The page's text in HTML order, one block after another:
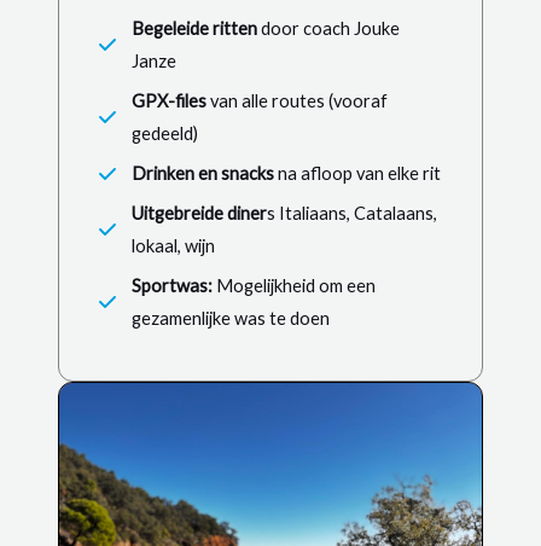
Begeleide rittendoor coach Jouke
Janze
GPX-filesvan alle routes (vooraf
gedeeld)
Drinken en snacksna afloop van elke rit
Uitgebreide diners Italiaans, Catalaans,
lokaal, wijn
Sportwas: Mogelijkheid om een
gezamenlijke was te doen